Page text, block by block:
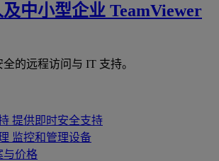
中小型企业 TeamViewer
的远程访问与 IT 支持。
提供即时安全支持
监控和管理设备
与价格